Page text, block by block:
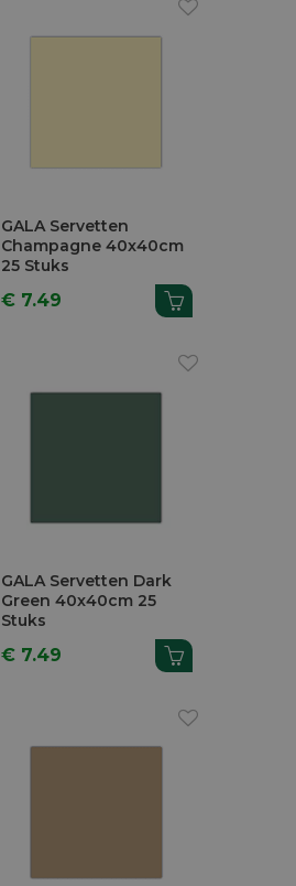
GALA Servetten
Champagne 40x40cm
25 Stuks
€ 7.49
GALA Servetten Dark
Green 40x40cm 25
Stuks
€ 7.49